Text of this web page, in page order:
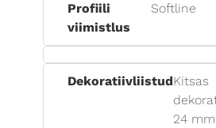
Profiili
viimistlus
Softline
DekoratiivliistudKitsas
24 mm